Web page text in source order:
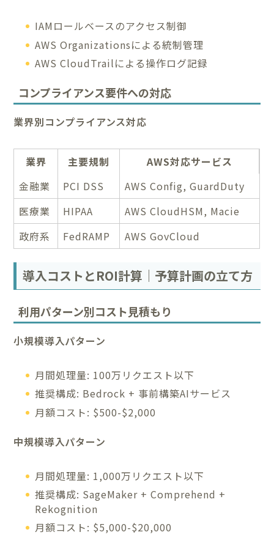
IAMロールベースのアクセス制御
AWS Organizationsによる統制管理
AWS CloudTrailによる操作ログ記録
コンプライアンス要件への対応
業界別コンプライアンス対応
業界 主要規制
AWS対応サービス
金融業
PCI DSS
AWS Config, GuardDuty
医療業
HIPAA
AWS CloudHSM, Macie
政府系
FedRAMP AWS GovCloud
導入コストとROI計算｜予算計画の立て方
利用パターン別コスト見積もり
小規模導入パターン
月間処理量: 100万リクエスト以下
推奨構成: Bedrock + 事前構築AIサービス
月額コスト: $500-$2,000
中規模導入パターン
月間処理量: 1,000万リクエスト以下
推奨構成: SageMaker + Comprehend +
Rekognition
月額コスト: $5,000-$20,000